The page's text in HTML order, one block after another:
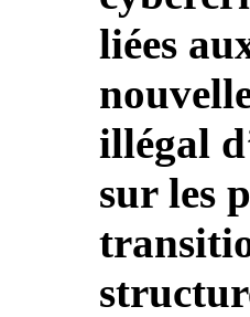
liées
illégal
sur les